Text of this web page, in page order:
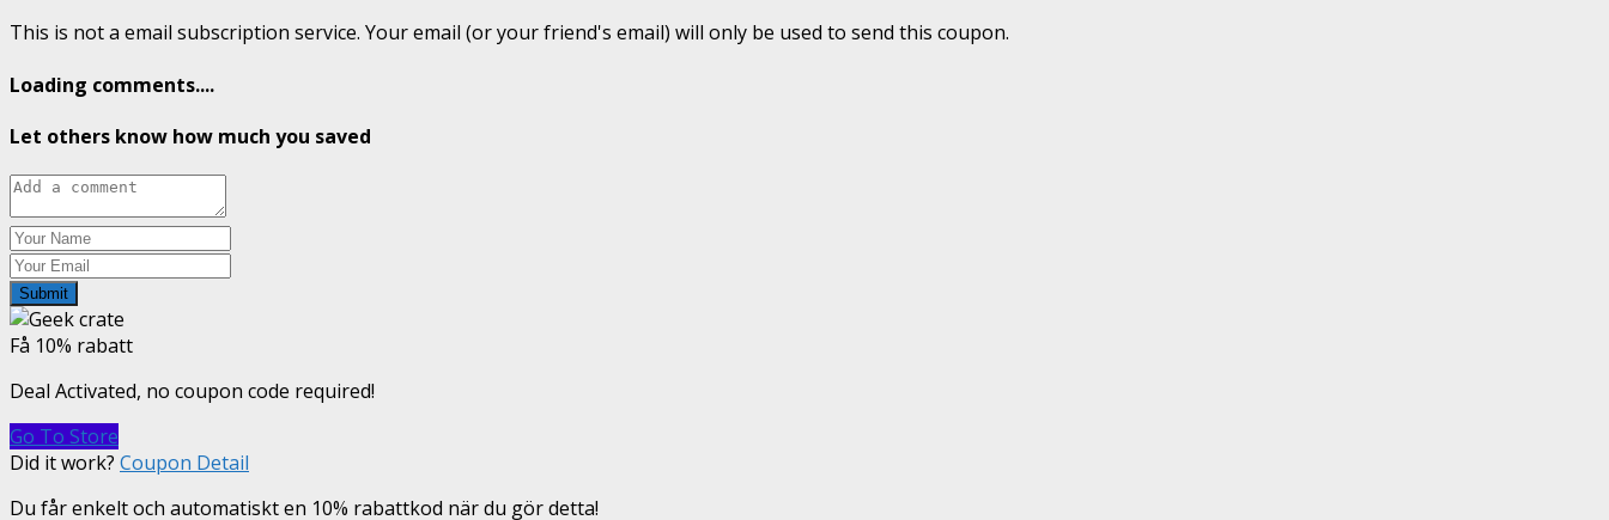
This is not a email subscription service. Your email (or your friend's email) will only be used to send this coupon.
Loading comments....
Let others know how much you saved
Submit
Få 10% rabatt
Deal Activated, no coupon code required!
Go To Store
Did it work? Coupon Detail
Du får enkelt och automatiskt en 10% rabattkod när du gör detta!